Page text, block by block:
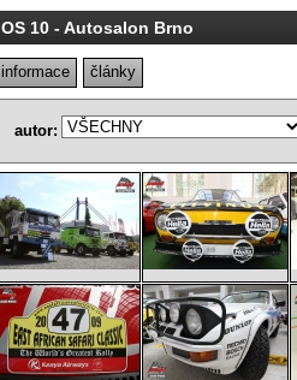
OS 10- Autosalon Brno
informace články
autor: